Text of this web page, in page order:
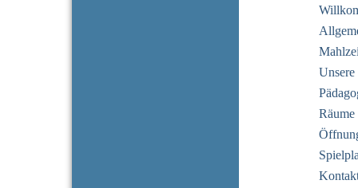
Räume